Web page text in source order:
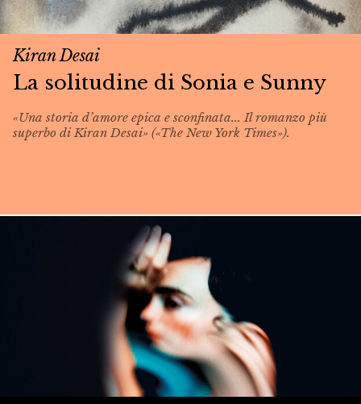
Kiran Desai
La solitudine di Sonia e Sunny
«Una storia d’amore epica e sconfinata... Il romanzo più
superbo di Kiran Desai» («The New York Times»).